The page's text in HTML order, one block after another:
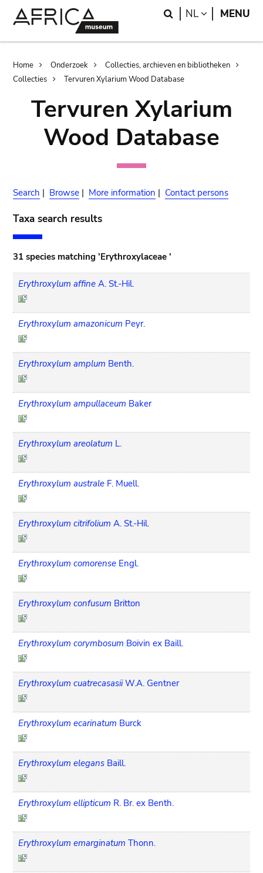
Search
NL LANGUAGE
MENU
Breadcrumb
Home Onderzoek
Collecties, archieven en bibliotheken
Collecties
Tervuren Xylarium Wood Database
Tervuren Xylarium
Wood Database
Search | Browse | More information | Contact persons
Taxa search results
31 species matching 'Erythroxylaceae '
Erythroxylum affine A. St.-Hil.
Erythroxylum amazonicum Peyr.
Erythroxylum amplum Benth.
Erythroxylum ampullaceum Baker
Erythroxylum areolatum L.
Erythroxylum australe F. Muell.
Erythroxylum citrifolium A. St.-Hil.
Erythroxylum comorense Engl.
Erythroxylum confusum Britton
Erythroxylum corymbosum Boivin ex Baill.
Erythroxylum cuatrecasasii W.A. Gentner
Erythroxylum ecarinatum Burck
Erythroxylum elegans Baill.
Erythroxylum ellipticum R. Br. ex Benth.
Erythroxylum emarginatum Thonn.